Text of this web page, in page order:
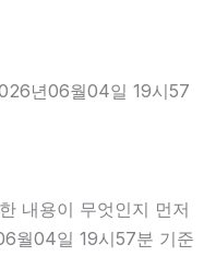
년06월04일 19시57
내용이 무엇인지 먼저
월04일 19시57분 기준